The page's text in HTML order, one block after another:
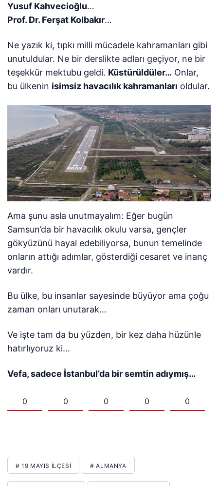
Yusuf Kahvecioğlu…
Prof. Dr. Ferşat Kolbakır…
Ne yazık ki, tıpkı milli mücadele kahramanları gibi
unutuldular. Ne bir derslikte adları geçiyor, ne bir
teşekkür mektubu geldi. Küstürüldüler… Onlar,
bu ülkenin isimsiz havacılık kahramanları oldular.
Ama şunu asla unutmayalım: Eğer bugün
Samsun’da bir havacılık okulu varsa, gençler
gökyüzünü hayal edebiliyorsa, bunun temelinde
onların attığı adımlar, gösterdiği cesaret ve inanç
vardır.
Bu ülke, bu insanlar sayesinde büyüyor ama çoğu
zaman onları unutarak…
Ve işte tam da bu yüzden, bir kez daha hüzünle
hatırlıyoruz ki…
Vefa,sadece İstanbul’da bir semtin adıymış…
0 0 0 0 0
# 19 MAYIS ILÇESI # ALMANYA